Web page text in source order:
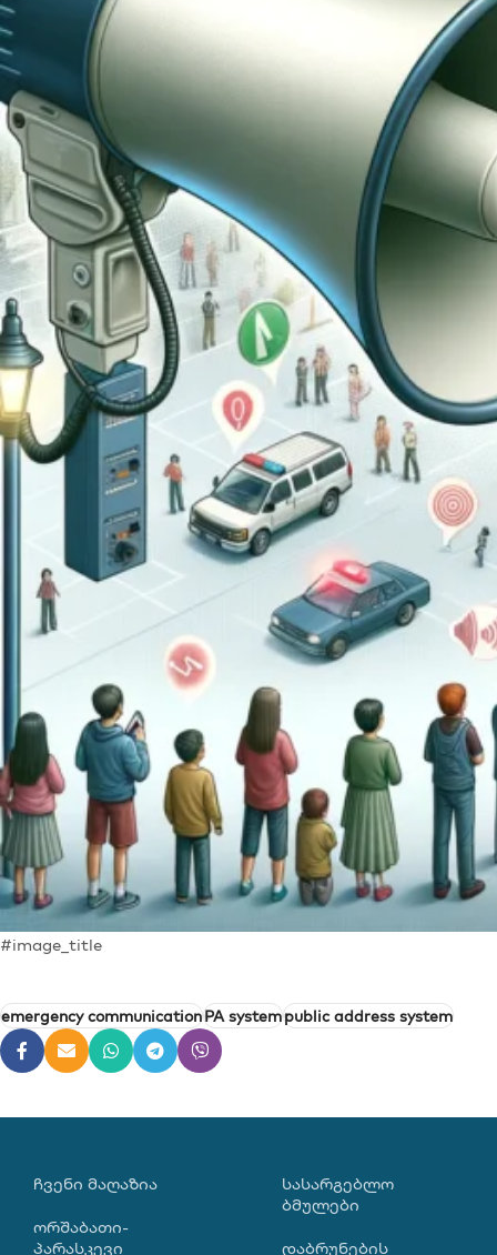
#image_title
emergency communicationPA systempublic address system
ᲩᲕᲔᲜᲘ ᲛᲐᲦᲐᲖᲘᲐ
ორშაბათი-
პარასკევი
ᲡᲐᲡᲐᲠᲒᲔᲑᲚᲝ
ᲑᲛᲣᲚᲔᲑᲘ
დაბრუნების